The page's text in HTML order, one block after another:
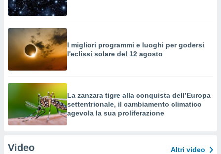
I migliori programmi e luoghi per godersi
l'eclissi solare del 12 agosto
La zanzara tigre alla conquista dell’Europa
settentrionale, il cambiamento climatico
agevola la sua proliferazione
Video Altri video